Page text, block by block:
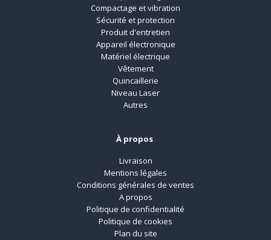
Compactage et vibration
Sécurité et protection
Produit d'entretien
Appareil électronique
Matériel électrique
Vêtement
Quincaillerie
Niveau Laser
Autres
À propos
Livraison
Mentions légales
Conditions générales de ventes
A propos
Politique de confidentialité
Politique de cookies
Plan du site